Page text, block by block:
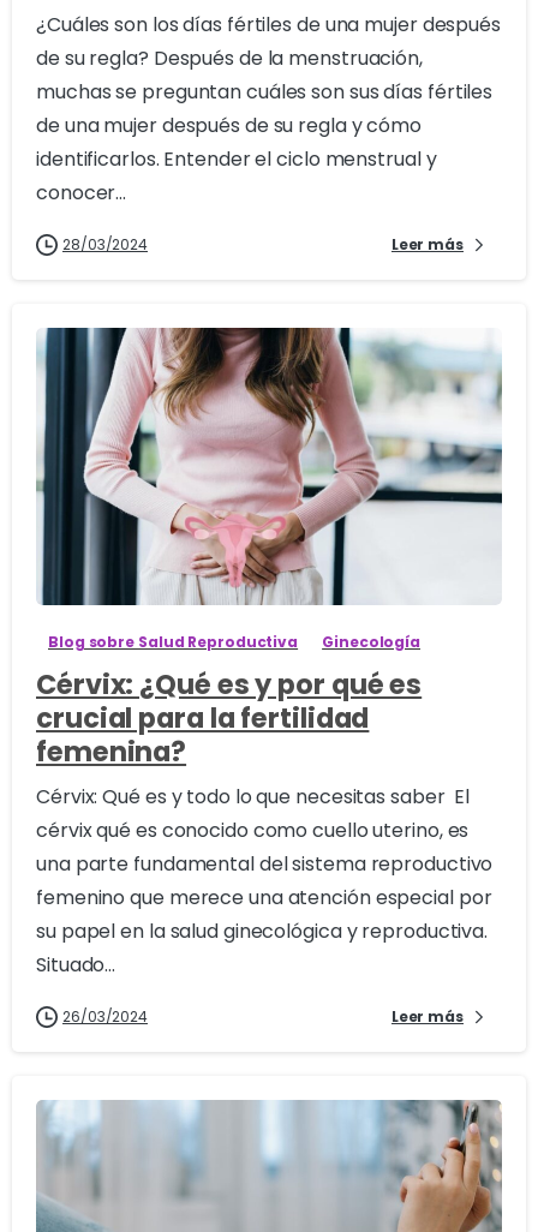
¿Cuáles son los días fértiles de una mujer después
de su regla? Después de la menstruación,
muchas se preguntan cuáles son sus días fértiles
de una mujer después de su regla y cómo
identificarlos. Entender el ciclo menstrual y
conocer...
28/03/2024 Leer más
Blog sobre Salud Reproductiva Ginecología
Cérvix: ¿Qué es y por qué es
crucial para la fertilidad
femenina?
Cérvix: Qué es y todo lo que necesitas saber El
cérvix qué es conocido como cuello uterino, es
una parte fundamental del sistema reproductivo
femenino que merece una atención especial por
su papel en la salud ginecológica y reproductiva.
Situado...
26/03/2024 Leer más